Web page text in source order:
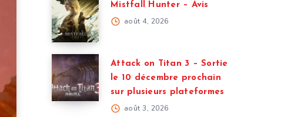
Mistfall Hunter – Avis
août 4, 2026
Attack on Titan 3 – Sortie
le 10 décembre prochain
sur plusieurs plateformes
août 3, 2026